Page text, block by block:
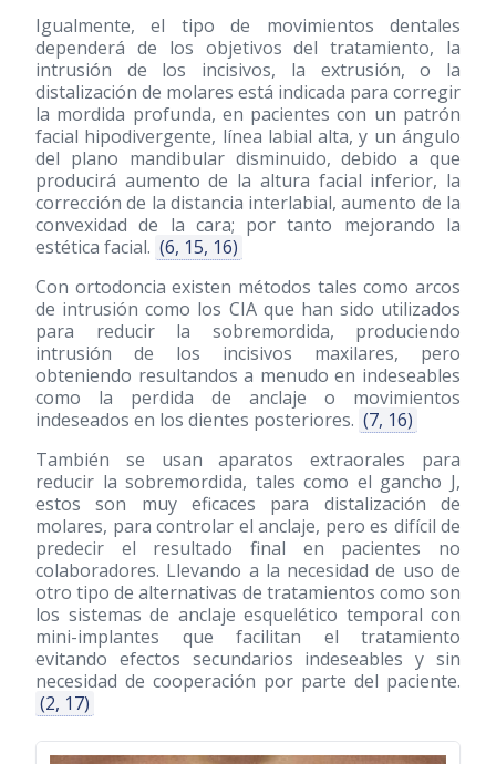
Igualmente, el tipo de movimientos dentales
dependerá de los objetivos del tratamiento, la
intrusión de los incisivos, la extrusión, o la
distalización de molares está indicada para corregir
la mordida profunda, en pacientes con un patrón
facial hipodivergente, línea labial alta, y un ángulo
del plano mandibular disminuido, debido a que
producirá aumento de la altura facial inferior, la
corrección de la distancia interlabial, aumento de la
convexidad de la cara; por tanto mejorando la
estética facial. (6, 15, 16)
Con ortodoncia existen métodos tales como arcos
de intrusión como los CIA que han sido utilizados
para reducir la sobremordida, produciendo
intrusión de los incisivos maxilares, pero
obteniendo resultandos a menudo en indeseables
como la perdida de anclaje o movimientos
indeseados en los dientes posteriores. (7, 16)
También se usan aparatos extraorales para
reducir la sobremordida, tales como el gancho J,
estos son muy eficaces para distalización de
molares, para controlar el anclaje, pero es difícil de
predecir el resultado final en pacientes no
colaboradores. Llevando a la necesidad de uso de
otro tipo de alternativas de tratamientos como son
los sistemas de anclaje esquelético temporal con
mini-implantes que facilitan el tratamiento
evitando efectos secundarios indeseables y sin
necesidad de cooperación por parte del paciente.
(2, 17)